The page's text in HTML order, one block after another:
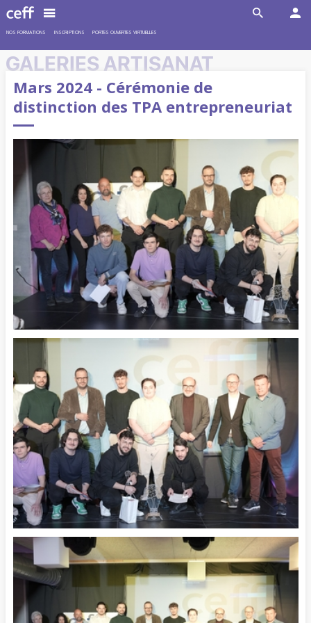
NOS FORMATIONS INSCRIPTIONS PORTES OUVERTES VIRTUELLES
GALERIES ARTISANAT
Mars 2024 - Cérémonie de
distinction des TPA entrepreneuriat